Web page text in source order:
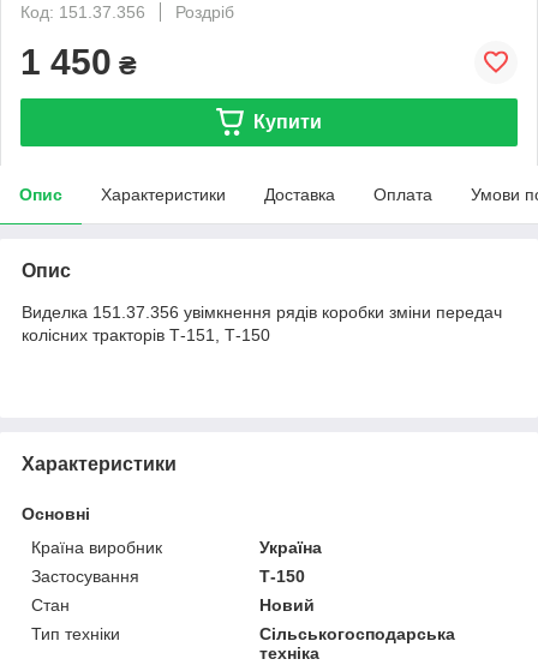
Код: 151.37.356
Роздріб
1 450 ₴
Купити
Опис Характеристики Доставка Оплата Умови
Опис
Виделка 151.37.356 увімкнення рядів коробки зміни передач
колісних тракторів Т-151, Т-150
Характеристики
Основні
Країна виробник
Україна
Застосування
Т-150
Стан
Новий
Тип техніки
Сільськогосподарська
техніка